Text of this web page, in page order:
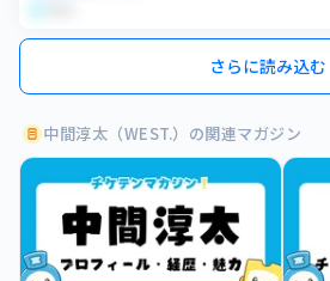
さらに読み込む
中間淳太（WEST.）の関連マガジン